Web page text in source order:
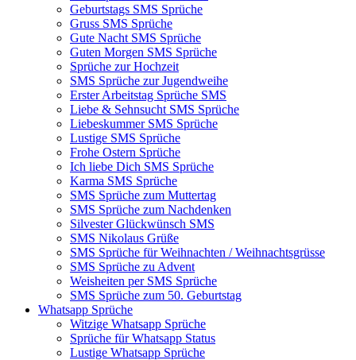
Geburtstags SMS Sprüche
Gruss SMS Sprüche
Gute Nacht SMS Sprüche
Guten Morgen SMS Sprüche
Sprüche zur Hochzeit
SMS Sprüche zur Jugendweihe
Erster Arbeitstag Sprüche SMS
Liebe & Sehnsucht SMS Sprüche
Liebeskummer SMS Sprüche
Lustige SMS Sprüche
Frohe Ostern Sprüche
Ich liebe Dich SMS Sprüche
Karma SMS Sprüche
SMS Sprüche zum Muttertag
SMS Sprüche zum Nachdenken
Silvester Glückwünsch SMS
SMS Nikolaus Grüße
SMS Sprüche für Weihnachten / Weihnachtsgrüsse
SMS Sprüche zu Advent
Weisheiten per SMS Sprüche
SMS Sprüche zum 50. Geburtstag
Whatsapp Sprüche
Witzige Whatsapp Sprüche
Sprüche für Whatsapp Status
Lustige Whatsapp Sprüche